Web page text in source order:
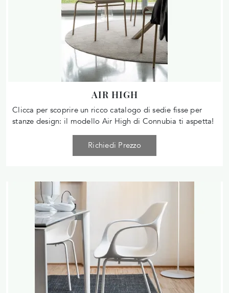
AIR HIGH
Clicca per scoprire un ricco catalogo di sedie fisse per
stanze design: il modello Air High di Connubia ti aspetta!
Richiedi Prezzo